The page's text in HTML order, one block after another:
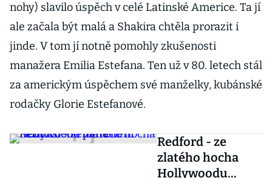
nohy) slavilo úspěch v celé Latinské Americe. Ta jí
ale začala být malá a Shakira chtěla prorazit i
jinde. V tom jí notně pomohly zkušenosti
manažera Emilia Estefana. Ten už v 80. letech stál
za americkým úspěchem své manželky, kubánské
rodačky Glorie Estefanové.
Redford - ze
zlatého hocha
Hollywoodu